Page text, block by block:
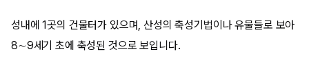
​성내에 1곳의 건물터가 있으며, 산성의 축성기법이나 유물들로 보아
8∼9세기 초에 축성된 것으로 보입니다.​